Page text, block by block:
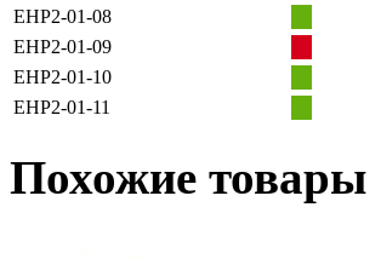
EHP2-01-08
EHP2-01-09
EHP2-01-10
EHP2-01-11
Похожие товары